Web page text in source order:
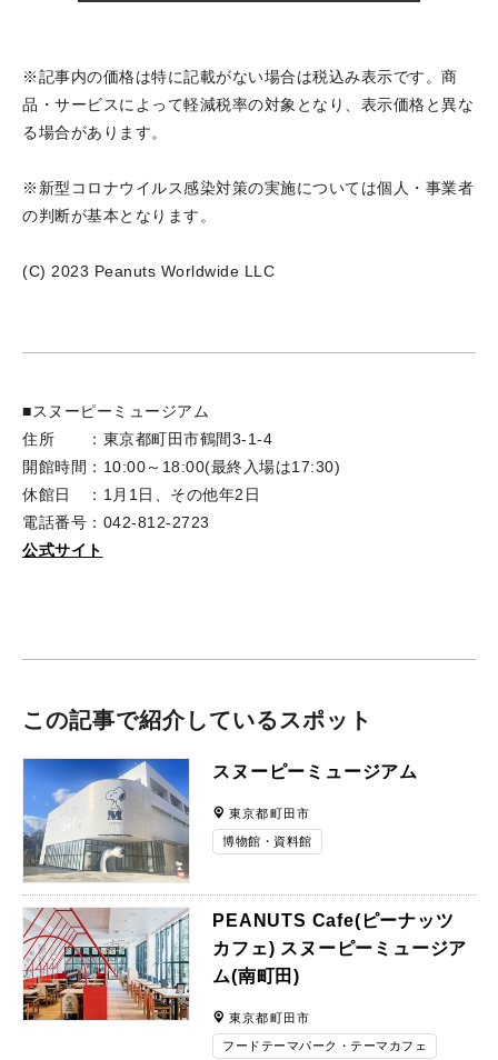
※記事内の価格は特に記載がない場合は税込み表示です。商
品・サービスによって軽減税率の対象となり、表示価格と異な
る場合があります。
※新型コロナウイルス感染対策の実施については個人・事業者
の判断が基本となります。
(C) 2023 Peanuts Worldwide LLC
■スヌーピーミュージアム
住所 ：東京都町田市鶴間3-1-4
開館時間：10:00～18:00(最終入場は17:30)
休館日 ：1月1日、その他年2日
電話番号：042-812-2723
公式サイト
この記事で紹介しているスポット
スヌーピーミュージアム
東京都町田市
博物館・資料館
PEANUTS Cafe(ピーナッツ
カフェ) スヌーピーミュージア
ム(南町田)
東京都町田市
フードテーマパーク・テーマカフェ